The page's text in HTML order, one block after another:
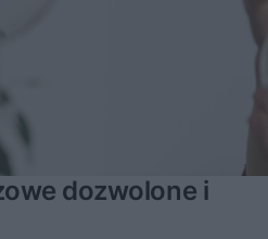
dozwolone i